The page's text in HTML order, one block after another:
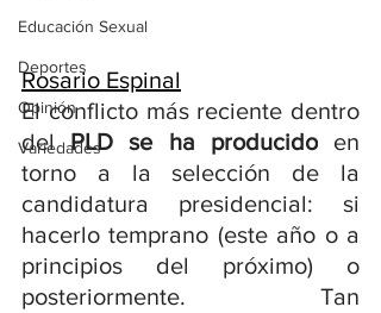
Educación Sexual
Deportes
Opinión
Variedades
Rosario Espinal
El conflicto más reciente dentro
del PLD se ha producido en
torno a la selección de la
candidatura presidencial: si
hacerlo temprano (este año o a
principios del próximo) o
posteriormente. Tan